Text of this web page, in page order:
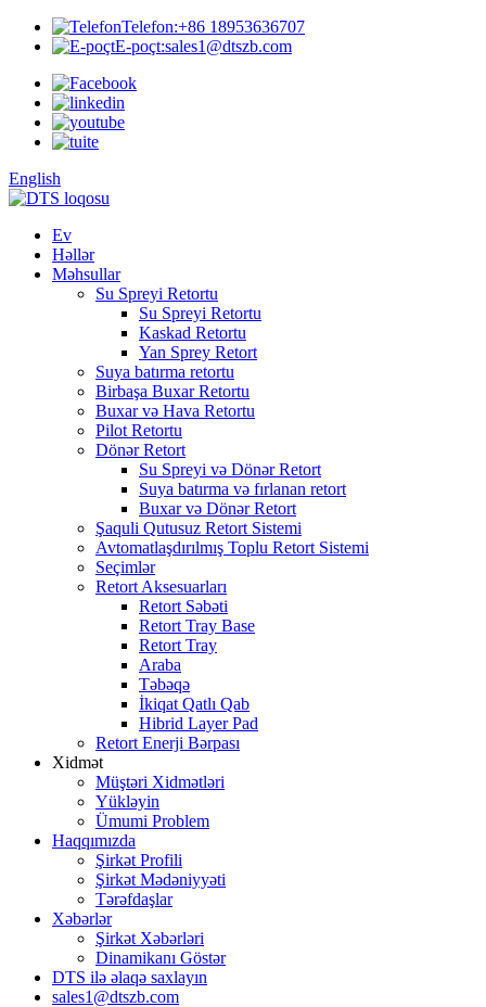
Telefon:+86 18953636707
E-poçt:sales1@dtszb.com
English
Ev
Həllər
Məhsullar
Su Spreyi Retortu
Su Spreyi Retortu
Kaskad Retortu
Yan Sprey Retort
Suya batırma retortu
Birbaşa Buxar Retortu
Buxar və Hava Retortu
Pilot Retortu
Dönər Retort
Su Spreyi və Dönər Retort
Suya batırma və fırlanan retort
Buxar və Dönər Retort
Şaquli Qutusuz Retort Sistemi
Avtomatlaşdırılmış Toplu Retort Sistemi
Seçimlər
Retort Aksesuarları
Retort Səbəti
Retort Tray Base
Retort Tray
Araba
Təbəqə
İkiqat Qatlı Qab
Hibrid Layer Pad
Retort Enerji Bərpası
Xidmət
Müştəri Xidmətləri
Yükləyin
Ümumi Problem
Haqqımızda
Şirkət Profili
Şirkət Mədəniyyəti
Tərəfdaşlar
Xəbərlər
Şirkət Xəbərləri
Dinamikanı Göstər
DTS ilə əlaqə saxlayın
sales1@dtszb.com